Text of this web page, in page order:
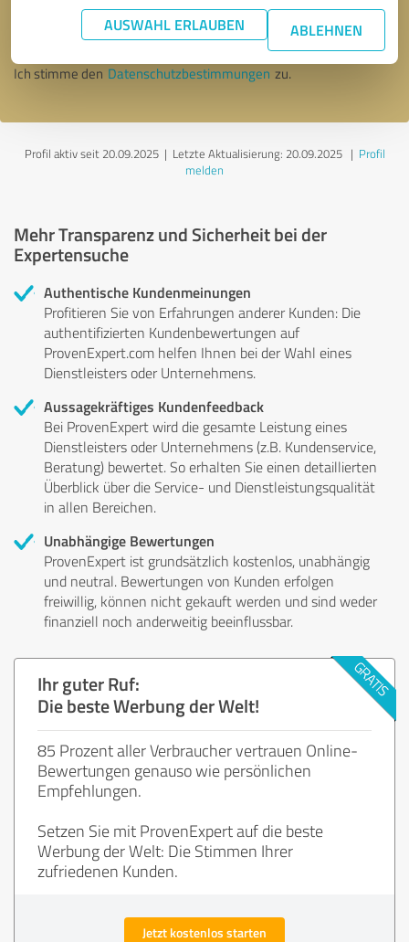
AUSWAHL ERLAUBEN ABLEHNEN
Nachricht senden
Ich stimme den Datenschutzbestimmungen zu.
Profil aktiv seit 20.09.2025 | Letzte Aktualisierung: 20.09.2025| Profil
melden
Mehr Transparenz und Sicherheit bei der
Expertensuche
Authentische Kundenmeinungen
Profitieren Sie von Erfahrungen anderer Kunden: Die
authentifizierten Kundenbewertungen auf
ProvenExpert.com helfen Ihnen bei der Wahl eines
Dienstleisters oder Unternehmens.
Aussagekräftiges Kundenfeedback
Bei ProvenExpert wird die gesamte Leistung eines
Dienstleisters oder Unternehmens (z.B. Kundenservice,
Beratung) bewertet. So erhalten Sie einen detaillierten
Überblick über die Service- und Dienstleistungsqualität
in allen Bereichen.
Unabhängige Bewertungen
ProvenExpert ist grundsätzlich kostenlos, unabhängig
und neutral. Bewertungen von Kunden erfolgen
freiwillig, können nicht gekauft werden und sind weder
finanziell noch anderweitig beeinflussbar.
Ihr guter Ruf:
Die beste Werbung der Welt!
85 Prozent aller Verbraucher vertrauen Online-
Bewertungen genauso wie persönlichen
Empfehlungen.
Setzen Sie mit ProvenExpert auf die beste
Werbung der Welt: Die Stimmen Ihrer
zufriedenen Kunden.
Jetzt kostenlos starten